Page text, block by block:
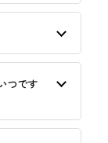
つです